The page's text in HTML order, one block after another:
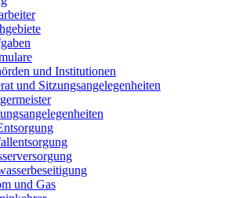
und Institutionen
und Sitzungsangelegenheiten
und Gas